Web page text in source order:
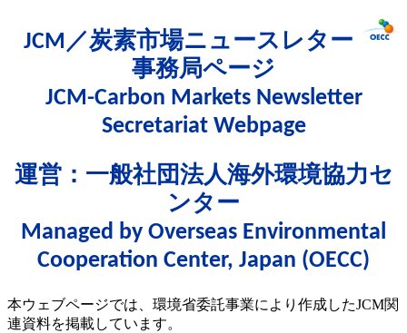
JCM／炭素市場ニュースレター
事務局ページ
JCM-Carbon Markets Newsletter
Secretariat Webpage
運営：一般社団法人海外環境協力セ
ンター
Managed by Overseas Environmental
Cooperation Center, Japan (OECC)
本ウェブページでは、環境省委託事業により作成したJCM関
連資料を掲載しています。